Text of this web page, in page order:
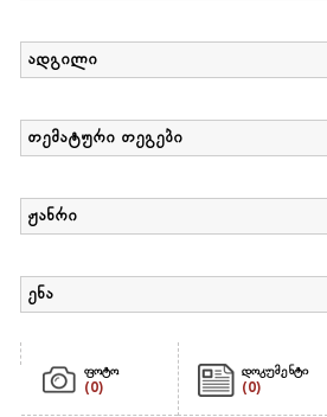
ადგილი
თემატური თეგები
ჟანრი
ენა
ფოტო
(0)
დოკუმენტი
(0)